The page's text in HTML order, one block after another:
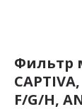
Фильтр
F/G/H,